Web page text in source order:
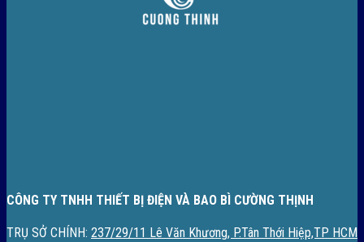
CÔNG TY TNHH THIẾT BỊ ĐIỆN VÀ BAO BÌ CƯỜNG THỊNH
TRỤ SỞ CHÍNH: 237/29/11 Lê Văn Khương, P.Tân Thới Hiệp,TP HCM